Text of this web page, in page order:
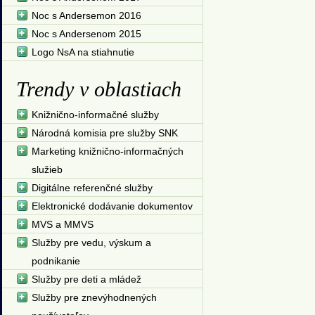
Noc s Andersemon 2016
Noc s Andersenom 2015
Logo NsA na stiahnutie
Trendy v oblastiach
Knižnično-informačné služby
Národná komisia pre služby SNK
Marketing knižnično-informačných
služieb
Digitálne referenčné služby
Elektronické dodávanie dokumentov
MVS a MMVS
Služby pre vedu, výskum a
podnikanie
Služby pre deti a mládež
Služby pre znevýhodnených